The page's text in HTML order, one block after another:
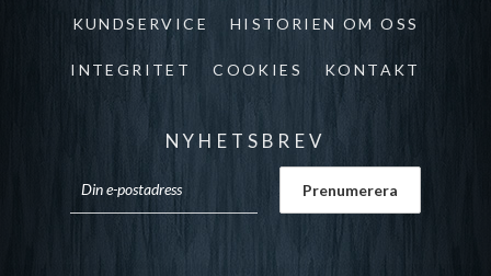
KUNDSERVICE HISTORIEN OM OSS
INTEGRITET COOKIES KONTAKT
NYHETSBREV